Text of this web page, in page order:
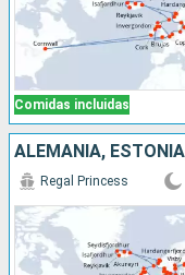
Comidas incluidas
Regal Princess